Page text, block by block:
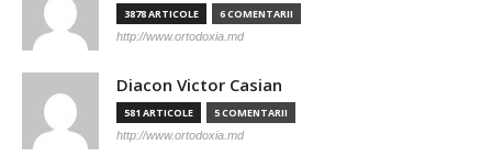
3878 ARTICOLE 6 COMENTARII
http://www.ortodoxia.md
Diacon Victor Casian
581 ARTICOLE 5 COMENTARII
http://www.ortodoxia.md